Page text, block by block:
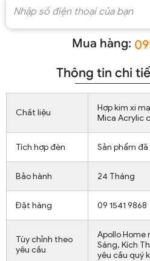
Mua hàng:
Thông tin chi
Chất liệu
Hợp kim xi mạ
Mica Acrylic
Tích hợp đèn Sản phẩm
Bảo hành 24 Tháng
Đặt hàng 09 1541 9868
Tùy chỉnh theo
yêu cầu
Apollo Home
Sáng, Kích
yêu cầu quý